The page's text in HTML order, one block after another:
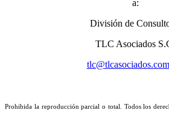
a:
División de
TLC Asociados
Prohibida la reproducción parcial o total. Todos los